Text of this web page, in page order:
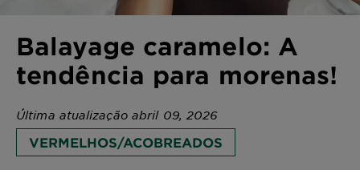
Balayage caramelo: A
tendência para morenas!
Última atualização abril 09, 2026
VERMELHOS/ACOBREADOS